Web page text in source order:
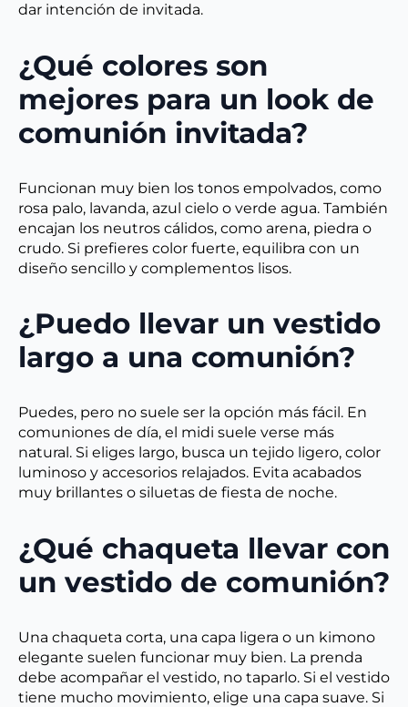
dar intención de invitada.
¿Qué colores son
mejores para un look de
comunión invitada?
Funcionan muy bien los tonos empolvados, como
rosa palo, lavanda, azul cielo o verde agua. También
encajan los neutros cálidos, como arena, piedra o
crudo. Si prefieres color fuerte, equilibra con un
diseño sencillo y complementos lisos.
¿Puedo llevar un vestido
largo a una comunión?
Puedes, pero no suele ser la opción más fácil. En
comuniones de día, el midi suele verse más
natural. Si eliges largo, busca un tejido ligero, color
luminoso y accesorios relajados. Evita acabados
muy brillantes o siluetas de fiesta de noche.
¿Qué chaqueta llevar con
un vestido de comunión?
Una chaqueta corta, una capa ligera o un kimono
elegante suelen funcionar muy bien. La prenda
debe acompañar el vestido, no taparlo. Si el vestido
tiene mucho movimiento, elige una capa suave. Si